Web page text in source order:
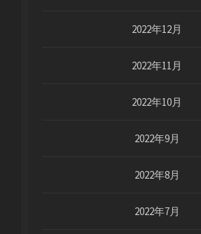
2022年12月
2022年11月
2022年10月
2022年9月
2022年8月
2022年7月